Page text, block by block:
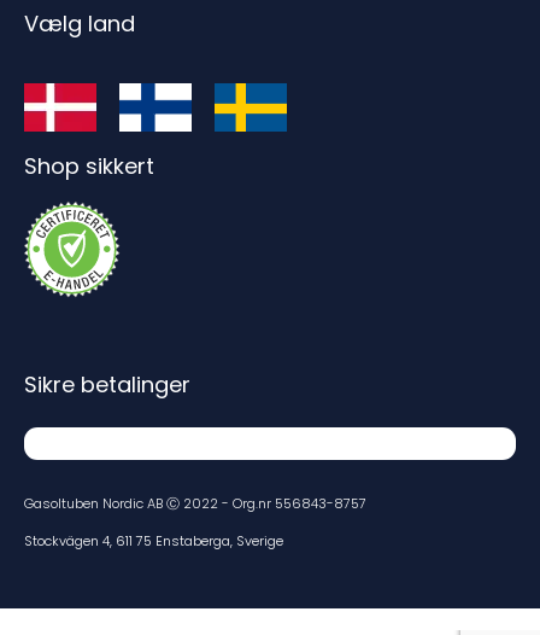
Vælg land
Shop sikkert
Gasoltuben Nordic AB Ⓒ 2022 - Org.nr 556843-8757
Stockvägen 4, 611 75 Enstaberga, Sverige
Sikre betalinger